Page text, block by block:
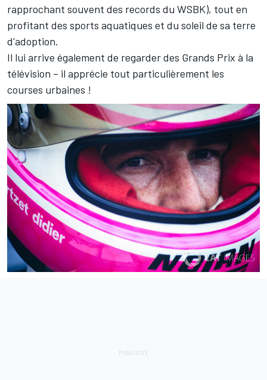
rapprochant souvent des records du WSBK), tout en
profitant des sports aquatiques et du soleil de sa terre
d'adoption.
Il lui arrive également de regarder des Grands Prix à la
télévision – il apprécie tout particulièrement les
courses urbaines !